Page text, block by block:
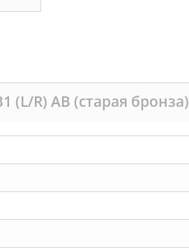
(L/R) AB (старая бронза)